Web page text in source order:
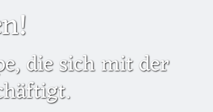
die sich mit der